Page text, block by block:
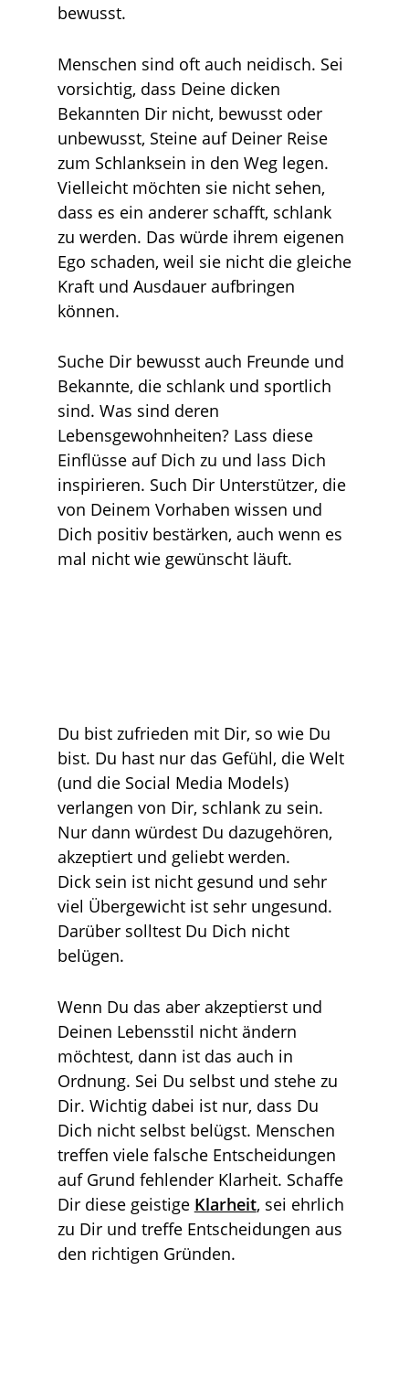
bewusst.
Menschen sind oft auch neidisch. Sei
vorsichtig, dass Deine dicken
Bekannten Dir nicht, bewusst oder
unbewusst, Steine auf Deiner Reise
zum Schlanksein in den Weg legen.
Vielleicht möchten sie nicht sehen,
dass es ein anderer schafft, schlank
zu werden. Das würde ihrem eigenen
Ego schaden, weil sie nicht die gleiche
Kraft und Ausdauer aufbringen
können.
Suche Dir bewusst auch Freunde und
Bekannte, die schlank und sportlich
sind. Was sind deren
Lebensgewohnheiten? Lass diese
Einflüsse auf Dich zu und lass Dich
inspirieren. Such Dir Unterstützer, die
von Deinem Vorhaben wissen und
Dich positiv bestärken, auch wenn es
mal nicht wie gewünscht läuft.
Du bist zufrieden mit Dir, so wie Du
bist. Du hast nur das Gefühl, die Welt
(und die Social Media Models)
verlangen von Dir, schlank zu sein.
Nur dann würdest Du dazugehören,
akzeptiert und geliebt werden.
Dick sein ist nicht gesund und sehr
viel Übergewicht ist sehr ungesund.
Darüber solltest Du Dich nicht
belügen.
Wenn Du das aber akzeptierst und
Deinen Lebensstil nicht ändern
möchtest, dann ist das auch in
Ordnung. Sei Du selbst und stehe zu
Dir. Wichtig dabei ist nur, dass Du
Dich nicht selbst belügst. Menschen
treffen viele falsche Entscheidungen
auf Grund fehlender Klarheit. Schaffe
Dir diese geistige Klarheit, sei ehrlich
zu Dir und treffe Entscheidungen aus
den richtigen Gründen.